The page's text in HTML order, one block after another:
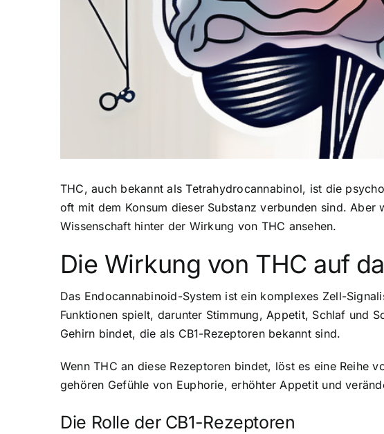
THC, auch bekannt als Tetrahydrocannabinol, ist die
oft mit dem Konsum dieser Substanz verbunden sind.
Wissenschaft hinter der Wirkung von THC ansehen.
Die Wirkung von THC auf
Das Endocannabinoid-System ist ein komplexes Zell-
Funktionen spielt, darunter Stimmung, Appetit, Schlaf und
Gehirn bindet, die als CB1-Rezeptoren bekannt sind.
Wenn THC an diese Rezeptoren bindet, löst es eine Reihe
gehören Gefühle von Euphorie, erhöhter Appetit und
Die Rolle der CB1-Rezeptoren